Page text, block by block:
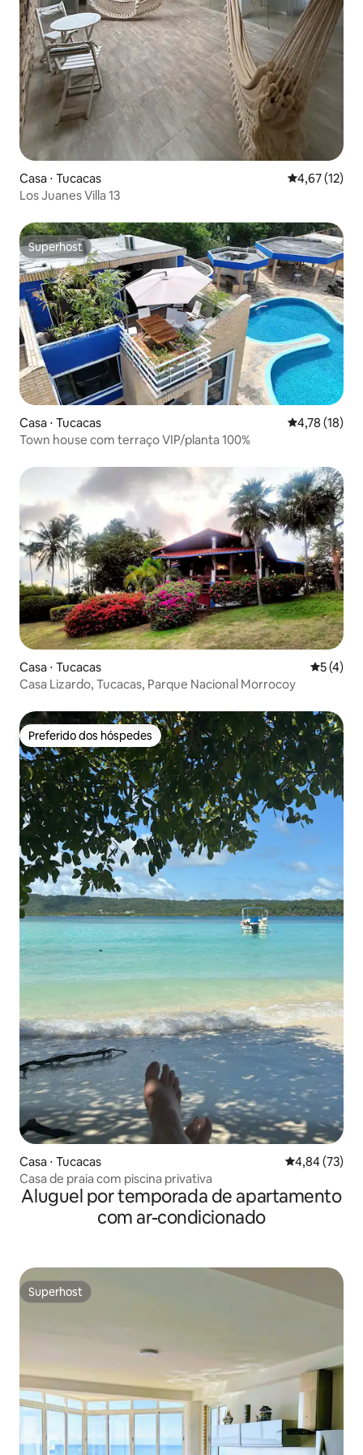
Casa ⋅ Tucacas 4,67 de uma
4,67 (12)
Los Juanes Villa 13
Superhost
Superhost
Casa ⋅ Tucacas 4,78 de uma
4,78 (18)
Town house com terraço VIP/planta 100%
Casa ⋅ Tucacas 5 de
5 (4)
Casa Lizardo, Tucacas, Parque Nacional Morrocoy
Preferido dos hóspedes
Preferido dos hóspedes
Casa ⋅ Tucacas 4,84 de uma
4,84 (73)
Casa de praia com piscina privativa
Aluguel por temporada de apartamento
com ar-condicionado
Superhost
Superhost